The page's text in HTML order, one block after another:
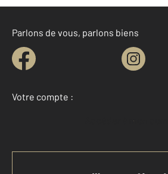
Parlons de vous, parlons biens
Votre compte :
Accéder à mon